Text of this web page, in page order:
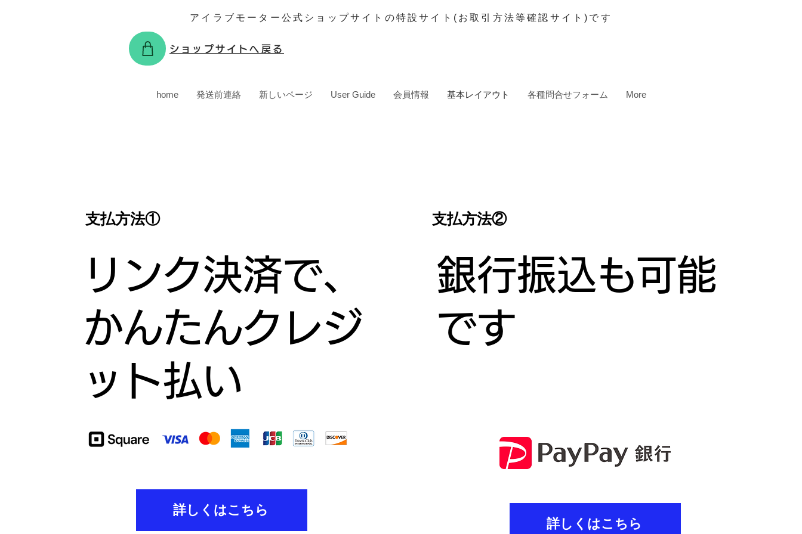
アイラブモーター公式ショップサイトの特設サイト(お取引方法等確認サイト)です
ショップサイトへ戻る
home 発送前連絡 新しいページ User Guide 会員情報 基本レイアウト 各種問合せフォーム More
支払方法①
リンク決済で、
かんたんクレジ
ット払い
詳しくはこちら
支払方法②
​銀行振込も可能
です
詳しくはこちら